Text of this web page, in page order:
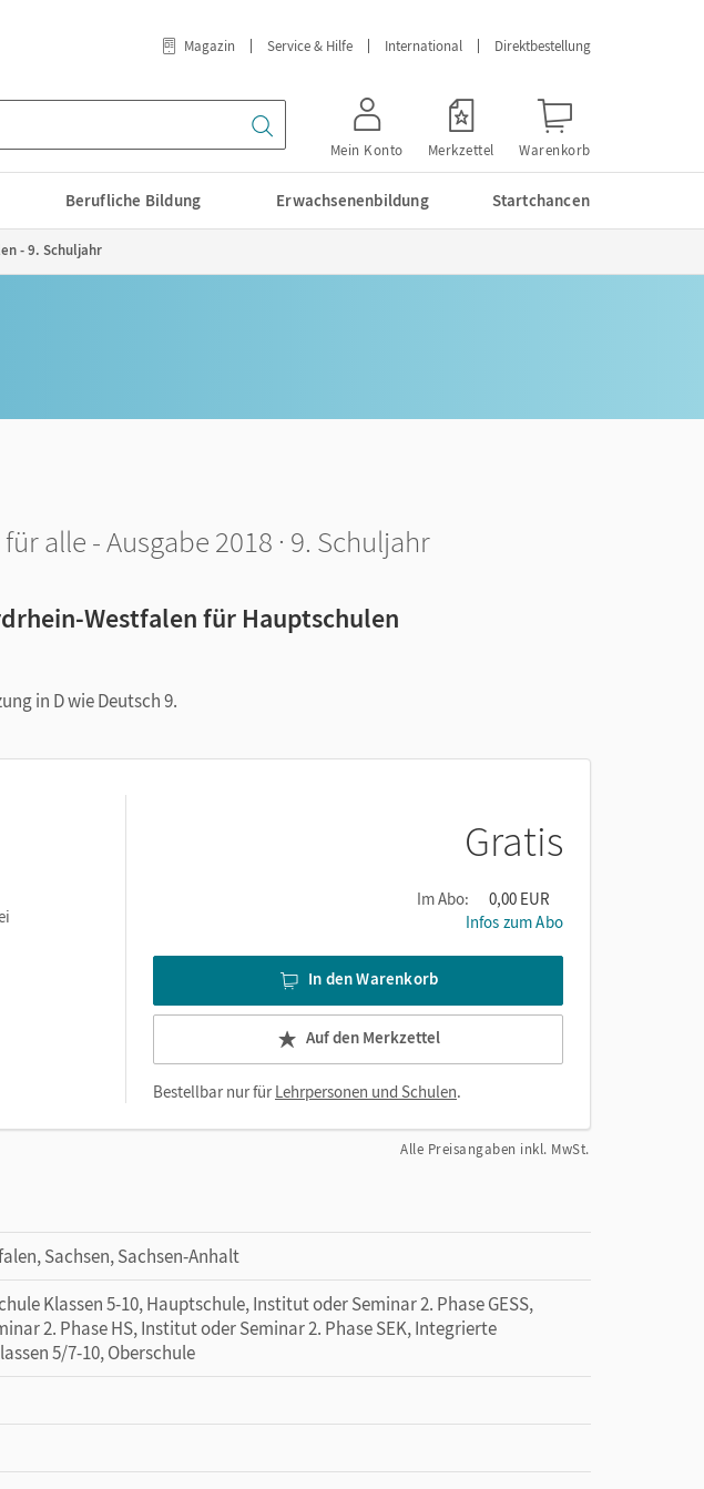
Magazin Service & Hilfe International Direktbestellung
Mein Konto Merkzettel Warenkorb
Berufliche Bildung Erwachsenenbildung Startchancen
- 9. Schuljahr
alle - Ausgabe 2018 · 9. Schuljahr
Westfalen für Hauptschulen
in D wie Deutsch 9.
Gratis
Im Abo:
0,00 EUR
Infos zum Abo
In den Warenkorb
Auf den Merkzettel
Bestellbar nur fürLehrpersonen und Schulen.
Alle Preisangaben inkl. MwSt.
Sachsen, Sachsen-Anhalt
Klassen 5-10, Hauptschule, Institut oder Seminar 2. Phase GESS,
2. Phase HS, Institut oder Seminar 2. Phase SEK, Integrierte
5/7-10, Oberschule